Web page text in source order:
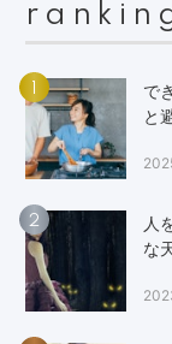
で
と
2
人
な